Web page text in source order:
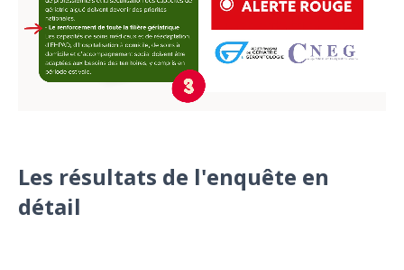
Les résultats de l'enquête en
détail